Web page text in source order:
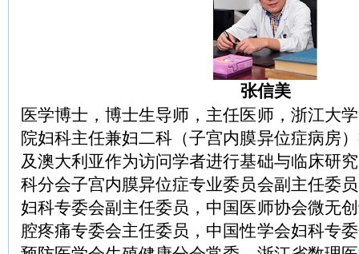
张信美
医学博士，博士生导师，主任医师，浙江大
院妇科主任兼妇二科（子宫内膜异位症病房
及澳大利亚作为访问学者进行基础与临床研
科分会子宫内膜异位症专业委员会副主任委
妇科专委会副主任委员，中国医师协会微无
腔疼痛专委会主任委员，中国性学会妇科专